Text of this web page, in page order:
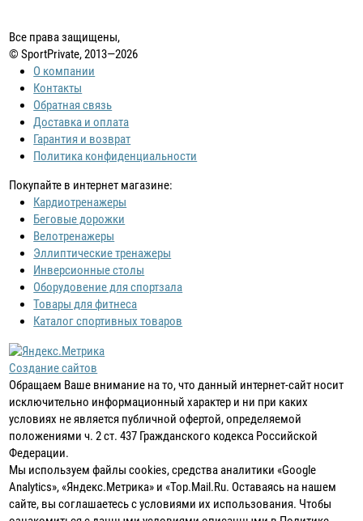
Все права защищены,
© SportPrivate, 2013—2026
О компании
Контакты
Обратная связь
Доставка и оплата
Гарантия и возврат
Политика конфиденциальности
Покупайте в интернет магазине:
Кардиотренажеры
Беговые дорожки
Велотренажеры
Эллиптические тренажеры
Инверсионные столы
Оборудовение для спортзала
Товары для фитнеса
Каталог спортивных товаров
Создание сайтов
Обращаем Ваше внимание на то, что данный интернет-сайт носит
исключительно информационный характер и ни при каких
условиях не является публичной офертой, определяемой
положениями ч. 2 ст. 437 Гражданского кодекса Российской
Федерации.
Мы используем файлы cookies, средства аналитики «Google
Analytics», «Яндекс.Метрика» и «Top.Mail.Ru. Оставаясь на нашем
сайте, вы соглашаетесь с условиями их использования. Чтобы